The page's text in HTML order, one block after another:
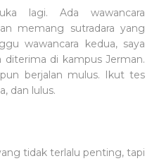
lagi. Ada wawancara
memang sutradara yang
wawancara kedua, saya
diterima di kampus Jerman.
berjalan mulus. Ikut tes
dan lulus.
tidak terlalu penting, tapi